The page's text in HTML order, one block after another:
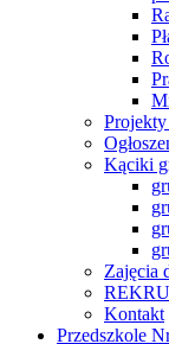
Kąciki
Zajęcia
Kontakt
Przedszkole